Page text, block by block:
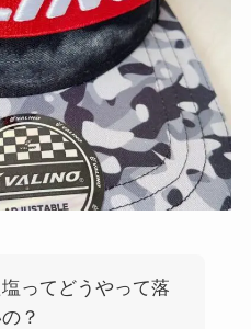
ってどうやって落
？